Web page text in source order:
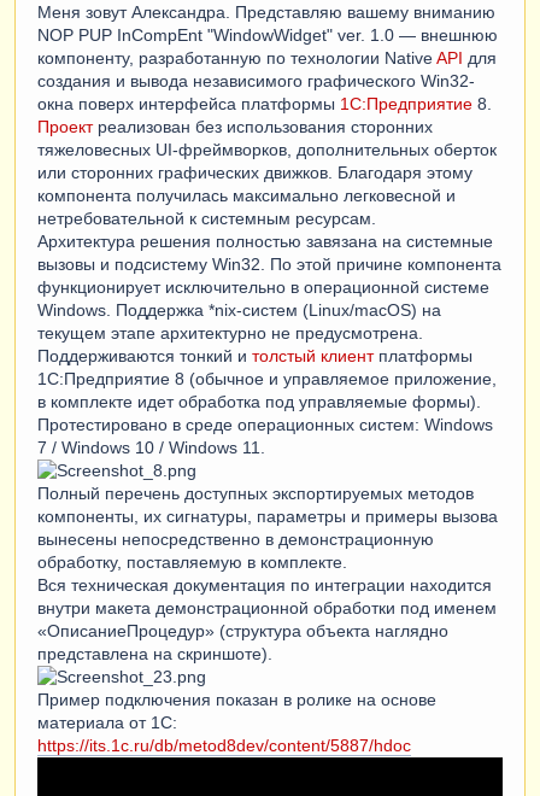
Меня зовут Александра. Представляю вашему вниманию
NOP PUP InCompEnt "WindowWidget" ver. 1.0 — внешнюю
компоненту, разработанную по технологии NativeAPI для
создания и вывода независимого графического Win32-
окна поверх интерфейса платформы 1С:Предприятие 8.
Проектреализован без использования сторонних
тяжеловесных UI-фреймворков, дополнительных оберток
или сторонних графических движков. Благодаря этому
компонента получилась максимально легковесной и
нетребовательной к системным ресурсам.
Архитектура решения полностью завязана на системные
вызовы и подсистему Win32. По этой причине компонента
функционирует исключительно в операционной системе
Windows. Поддержка *nix-систем (Linux/macOS) на
текущем этапе архитектурно не предусмотрена.
Поддерживаются тонкий и толстый клиентплатформы
1С:Предприятие 8 (обычное и управляемое приложение,
в комплекте идет обработка под управляемые формы).
Протестировано в среде операционных систем: Windows
7 / Windows 10 / Windows 11.
Полный перечень доступных экспортируемых методов
компоненты, их сигнатуры, параметры и примеры вызова
вынесены непосредственно в демонстрационную
обработку, поставляемую в комплекте.
Вся техническая документация по интеграции находится
внутри макета демонстрационной обработки под именем
«ОписаниеПроцедур» (структура объекта наглядно
представлена на скриншоте).
Пример подключения показан в ролике на основе
материала от 1С:
https://its.1c.ru/db/metod8dev/content/5887/hdoc